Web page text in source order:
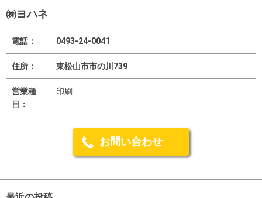
㈱ヨハネ
電話： 0493-24-0041
住所： 東松山市市の川739
営業種
目：
印刷
お問い合わせ